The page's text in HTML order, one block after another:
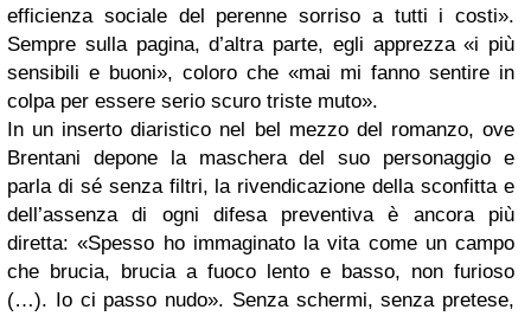
efficienza sociale del perenne sorriso a tutti i costi».
Sempre sulla pagina, d’altra parte, egli apprezza «i più
sensibili e buoni», coloro che «mai mi fanno sentire in
colpa per essere serio scuro triste muto».
In un inserto diaristico nel bel mezzo del romanzo, ove
Brentani depone la maschera del suo personaggio e
parla di sé senza filtri, la rivendicazione della sconfitta e
dell’assenza di ogni difesa preventiva è ancora più
diretta: «Spesso ho immaginato la vita come un campo
che brucia, brucia a fuoco lento e basso, non furioso
(…). Io ci passo nudo». Senza schermi, senza pretese,